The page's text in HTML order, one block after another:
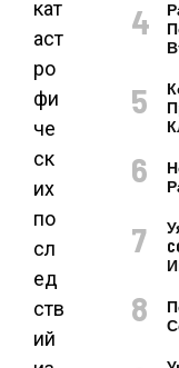
кат
аст
ро
фи
че
ск
их
по
сл
ед
ств
ий